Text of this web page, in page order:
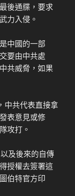
後通牒，要求
力入侵。
中國的一部
要由中共處
共威脅，如果
中共代表直接拿
表意見或修
攻打。
及後來的自傳
授權去簽署這
伯特官方印